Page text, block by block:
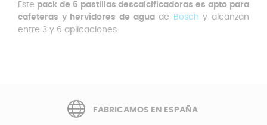
Este pack de 6 pastillas descalcificadoras es apto para
cafeteras y hervidores de aguade Bosch y a lcanzan
entre 3 y 6 aplicaciones.
FABRICAMOS EN ESPAÑA